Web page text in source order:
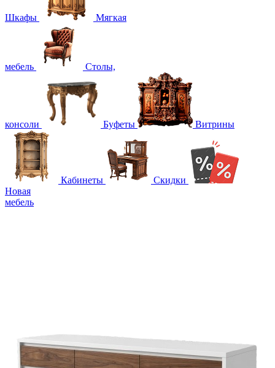
Шкафы Мягкая
мебель Столы,
консоли Буфеты Витрины
Кабинеты
Скидки
Новая
мебель